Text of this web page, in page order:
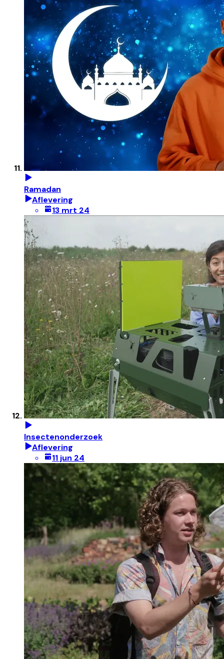
Ramadan
Aflevering
13 mrt 24
Insectenonderzoek
Aflevering
11 jun 24